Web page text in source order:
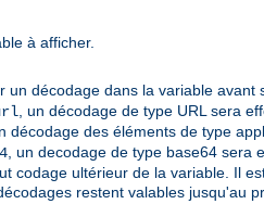
à afficher.
un décodage dans la variable
, un décodage de type URL sera
décodage des éléments de type
, un decodage de type base64 sera
codage ultérieur de la variable. Il
restent valables jusqu'au